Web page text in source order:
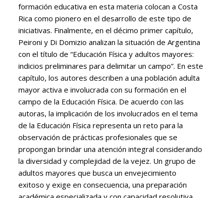
formación educativa en esta materia colocan a Costa
Rica como pionero en el desarrollo de este tipo de
iniciativas. Finalmente, en el décimo primer capítulo,
Peironi y Di Domizio analizan la situación de Argentina
con el título de “Educación Física y adultos mayores:
indicios preliminares para delimitar un campo”. En este
capítulo, los autores describen a una población adulta
mayor activa e involucrada con su formación en el
campo de la Educación Física. De acuerdo con las
autoras, la implicación de los involucrados en el tema
de la Educación Física representa un reto para la
observación de prácticas profesionales que se
propongan brindar una atención integral considerando
la diversidad y complejidad de la vejez. Un grupo de
adultos mayores que busca un envejecimiento
exitoso y exige en consecuencia, una preparación